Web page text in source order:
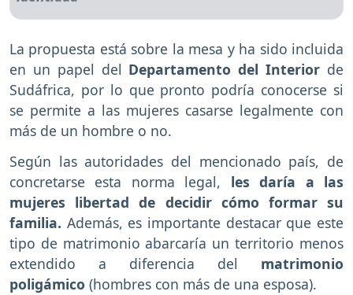
La propuesta está sobre la mesa y ha sido incluida
en un papel del Departamento del Interior de
Sudáfrica, por lo que pronto podría conocerse si
se permite a las mujeres casarse legalmente con
más de un hombre o no.
Según las autoridades del mencionado país, de
concretarse esta norma legal, les daría a las
mujeres libertad de decidir cómo formar su
familia. Además, es importante destacar que este
tipo de matrimonio abarcaría un territorio menos
extendido a diferencia del matrimonio
poligámico (hombres con más de una esposa).